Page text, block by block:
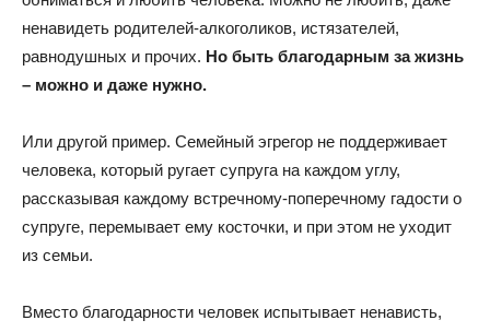
ненавидеть родителей-алкоголиков, истязателей,
равнодушных и прочих. Но быть благодарным за жизнь
– можно и даже нужно.
Или другой пример. Семейный эгрегор не поддерживает
человека, который ругает супруга на каждом углу,
рассказывая каждому встречному-поперечному гадости о
супруге, перемывает ему косточки, и при этом не уходит
из семьи.
Вместо благодарности человек испытывает ненависть,